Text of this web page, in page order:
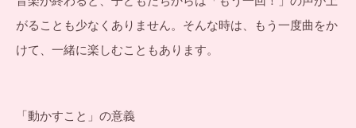
がることも少なくありません。そんな時は、もう一度曲をか
けて、一緒に楽しむこともあります。
「動かすこと」の意義